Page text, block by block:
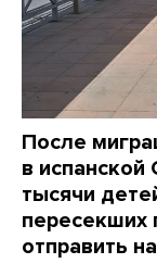
После
в
тысячи
пересекших
отправить